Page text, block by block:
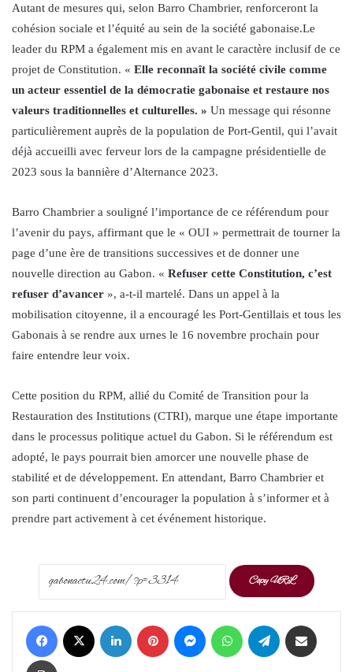
Autant de mesures qui, selon Barro Chambrier, renforceront la
cohésion sociale et l’équité au sein de la société gabonaise.Le
leader du RPM a également mis en avant le caractère inclusif de ce
projet de Constitution. « Elle reconnaît la société civile comme
un acteur essentiel de la démocratie gabonaise et restaure nos
valeurs traditionnelles et culturelles. » Un message qui résonne
particulièrement auprès de la population de Port-Gentil, qui l’avait
déjà accueilli avec ferveur lors de la campagne présidentielle de
2023 sous la bannière d’Alternance 2023.
Barro Chambrier a souligné l’importance de ce référendum pour
l’avenir du pays, affirmant que le « OUI » permettrait de tourner la
page d’une ère de transitions successives et de donner une
nouvelle direction au Gabon. « Refuser cette Constitution, c’est
refuser d’avancer », a-t-il martelé. Dans un appel à la
mobilisation citoyenne, il a encouragé les Port-Gentillais et tous les
Gabonais à se rendre aux urnes le 16 novembre prochain pour
faire entendre leur voix.
Cette position du RPM, allié du Comité de Transition pour la
Restauration des Institutions (CTRI), marque une étape importante
dans le processus politique actuel du Gabon. Si le référendum est
adopté, le pays pourrait bien amorcer une nouvelle phase de
stabilité et de développement. En attendant, Barro Chambrier et
son parti continuent d’encourager la population à s’informer et à
prendre part activement à cet événement historique.
Copy URL
Facebook LinkedIn Pinterest Messenger WhatsApp Telegram
Print